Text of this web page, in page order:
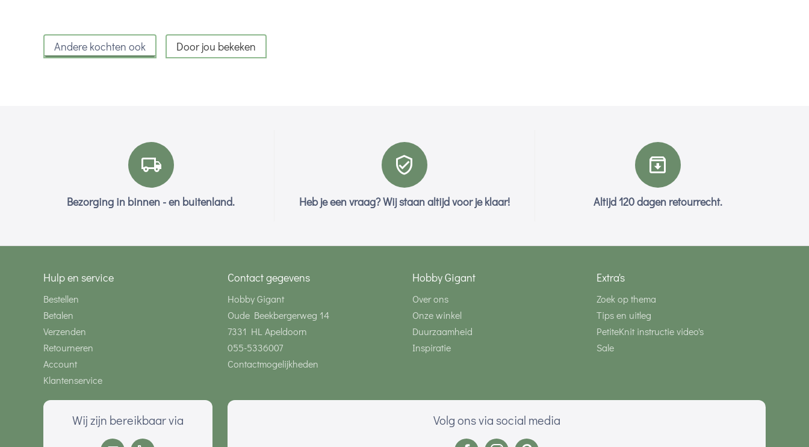
Andere kochten ook Door jou bekeken
Bezorging in binnen - en buitenland. Heb je een vraag? Wij staan altijd voor je klaar! Altijd 120 dagen retourrecht.
Hulp en service
Bestellen
Betalen
Verzenden
Retourneren
Account
Klantenservice
Contact gegevens
Hobby Gigant
Oude Beekbergerweg 14
7331 HL Apeldoorn
055-5336007
Contactmogelijkheden
Hobby Gigant
Over ons
Onze winkel
Duurzaamheid
Inspiratie
Extra's
Zoek op thema
Tips en uitleg
PetiteKnit instructie video's
Sale
Wij zijn bereikbaar via Volg ons via social media